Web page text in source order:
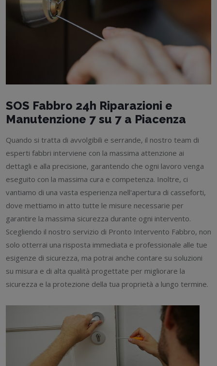
SOS Fabbro 24h Riparazioni e
Manutenzione 7 su 7 a Piacenza
Quando si tratta di avvolgibili e serrande, il nostro team di
esperti fabbri interviene con la massima attenzione ai
dettagli e alla precisione, garantendo che ogni lavoro venga
eseguito con la massima cura e competenza. Inoltre, ci
vantiamo di una vasta esperienza nell'apertura di casseforti,
dove mettiamo in atto tutte le misure necessarie per
garantire la massima sicurezza durante ogni intervento.
Scegliendo il nostro servizio di Pronto Intervento Fabbro, non
solo otterrai una risposta immediata e professionale alle tue
esigenze di sicurezza, ma potrai anche contare su soluzioni
su misura e di alta qualità progettate per migliorare la
sicurezza e la protezione della tua proprietà a lungo termine.